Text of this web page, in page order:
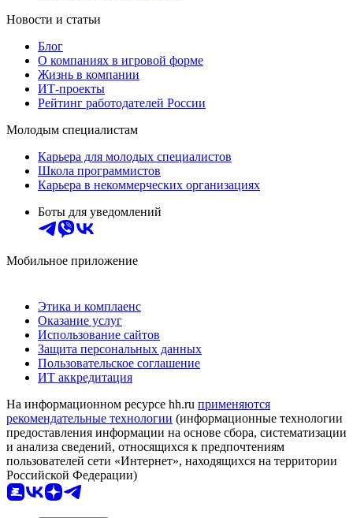
Новости и статьи
Блог
О компаниях в игровой форме
Жизнь в компании
ИТ-проекты
Рейтинг работодателей России
Молодым специалистам
Карьера для молодых специалистов
Школа программистов
Карьера в некоммерческих организациях
Боты для уведомлений
Мобильное приложение
Этика и комплаенс
Оказание услуг
Использование сайтов
Защита персональных данных
Пользовательское соглашение
ИТ аккредитация
На информационном ресурсе hh.ru применяются
рекомендательные технологии (информационные технологии
предоставления информации на основе сбора, систематизации
и анализа сведений, относящихся к предпочтениям
пользователей сети «Интернет», находящихся на территории
Российской Федерации)